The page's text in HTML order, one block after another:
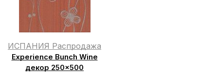
ИСПАНИЯ Распродажа
Experience Bunch Wine
декор 250×500